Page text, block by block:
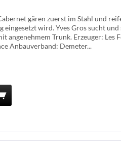
gären zuerst im Stahl und
wird. Yves Gros sucht
angenehmem Trunk. Erzeuger: Les
Anbauverband: Demeter...